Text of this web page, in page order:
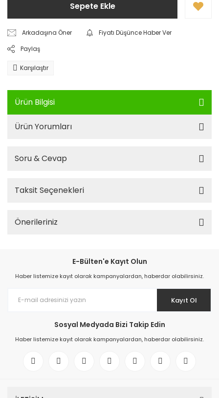
Sepete Ekle
Arkadaşına Öner
Fiyatı Düşünce Haber Ver
Paylaş
Karşılaştır
Ürün Bilgisi
Ürün Yorumları
Soru & Cevap
Taksit Seçenekleri
Önerileriniz
E-Bülten'e Kayıt Olun
Haber listemize kayıt olarak kampanyalardan, haberdar olabilirsiniz.
Kayıt Ol
Sosyal Medyada Bizi Takip Edin
Haber listemize kayıt olarak kampanyalardan, haberdar olabilirsiniz.